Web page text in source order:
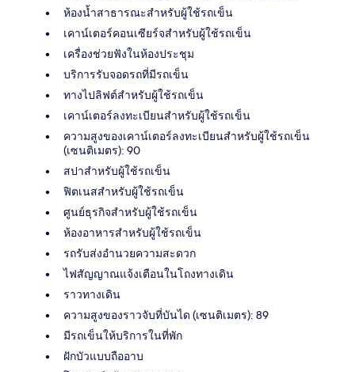
ห้องน้ำสาธารณะสำหรับผู้ใช้รถเข็น
เคาน์เตอร์คอนเซียร์จสำหรับผู้ใช้รถเข็น
เครื่องช่วยฟังในห้องประชุม
บริการรับจอดรถที่มีรถเข็น
ทางไปลิฟต์สำหรับผู้ใช้รถเข็น
เคาน์เตอร์ลงทะเบียนสำหรับผู้ใช้รถเข็น
ความสูงของเคาน์เตอร์ลงทะเบียนสำหรับผู้ใช้รถเข็น
(เซนติเมตร): 90
สปาสำหรับผู้ใช้รถเข็น
ฟิตเนสสำหรับผู้ใช้รถเข็น
ศูนย์ธุรกิจสำหรับผู้ใช้รถเข็น
ห้องอาหารสำหรับผู้ใช้รถเข็น
รถรับส่งอำนวยความสะดวก
ไฟสัญญาณแจ้งเตือนในโถงทางเดิน
ราวทางเดิน
ความสูงของราวจับที่บันได (เซนติเมตร): 89
มีรถเข็นให้บริการในที่พัก
ฝักบัวแบบถืออาบ